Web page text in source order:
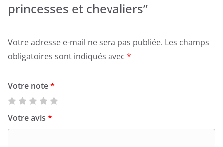
princesses et chevaliers”
Votre adresse e-mail ne sera pas publiée. Les champs
obligatoires sont indiqués avec *
Votre note*
Votre avis *